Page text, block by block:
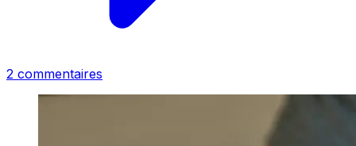
2 commentaires